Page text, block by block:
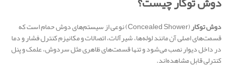
دوش توکار (Concealed Shower) نوعی از سیستم‌های دوش حمام است که
قسمت‌های اصلی آن مانند لوله‌ها، شیرآلات، اتصالات و مکانیزم کنترل فشار و دما
در داخل دیوار نصب می‌شود و تنها قسمت‌های ظاهری مثل سردوش، علمک و پنل
کنترلی قابل مشاهده‌اند.